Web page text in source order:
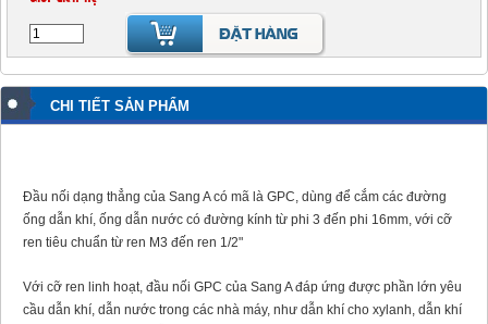
CHI TIẾT SẢN PHẨM
Đầu nối dạng thẳng của Sang A có mã là GPC, dùng để cắm các đường
ống dẫn khí, ống dẫn nước có đường kính từ phi 3 đến phi 16mm, với cỡ
ren tiêu chuẩn từ ren M3 đến ren 1/2"
Với cỡ ren linh hoạt, đầu nối GPC của Sang A đáp ứng được phần lớn yêu
cầu dẫn khí, dẫn nước trong các nhà máy, như dẫn khí cho xylanh, dẫn khí